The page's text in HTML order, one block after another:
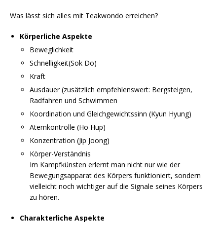
Was lässt sich alles mit Teakwondo erreichen?
Körperliche Aspekte
Beweglichkeit
Schnelligkeit(Sok Do)
Kraft
Ausdauer (zusätzlich empfehlenswert: Bergsteigen,
Radfahren und Schwimmen
Koordination und Gleichgewichtssinn (Kyun Hyung)
Atemkontrolle (Ho Hup)
Konzentration (Jip Joong)
Körper-Verständnis
Im Kampfkünsten erlernt man nicht nur wie der
Bewegungsapparat des Körpers funktioniert, sondern
vielleicht noch wichtiger auf die Signale seines Körpers
zu hören.
Charakterliche Aspekte